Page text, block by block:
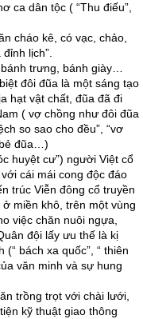
ca dân tộc ( “Thu điếu”,
kê, có vạc, chảo,
lịch”.
trưng, bánh giày…
đôi đũa là một sáng tạo
hạt vật chất, đũa đã đi
( vợ chồng như đôi đũa
so sao cho đều”, “vơ
đũa…)
cư”) người Việt cổ
cái mái cong độc đáo
trúc Viễn đông cổ truyền
miền khô, trên một vùng
việc chăn nuôi ngựa,
đội lấy ưu thế là kị
bách xa quốc”, “ thiên
văn minh và sự hung
trọt với chài lưới,
kỹ thuật giao thông